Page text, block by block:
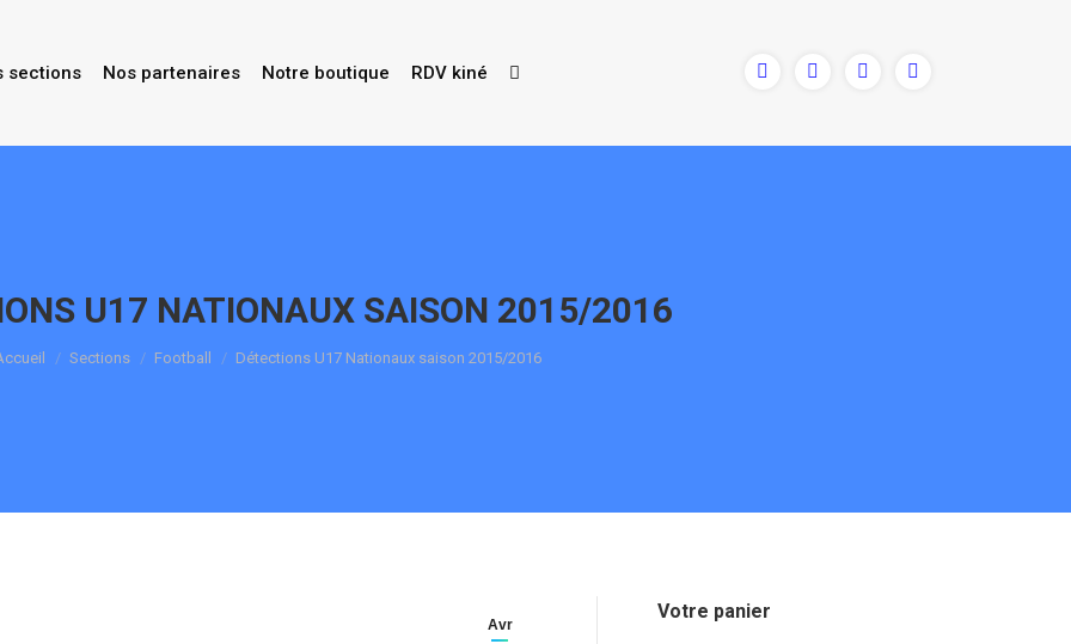
sections Nos partenaires Notre boutique RDV kiné
U17 NATIONAUX SAISON 2015/2016
êtes ici :
Sections Football Détections U17 Nationaux saison 2015/2016
Avr
Votre panier